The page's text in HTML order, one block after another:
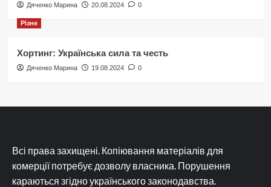
Дяченко Марина 20.08.2024 0
Різне
Хортинг: Українська сила та честь
Дяченко Марина 19.08.2024 0
Всі права захищені. Копіювання матеріалів для
комерції потребує дозволу власника. Порушення
караються згідно українського законодавства.